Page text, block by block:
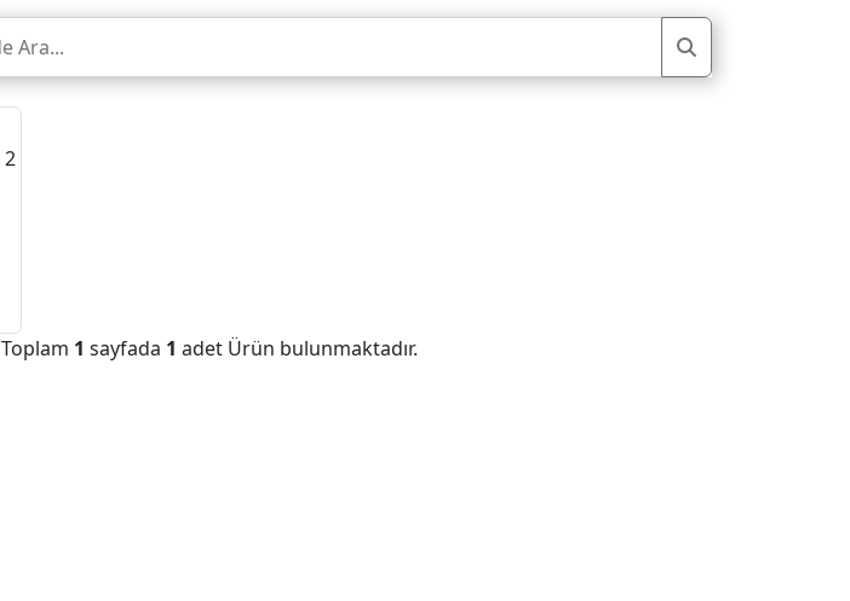
2
Toplam 1 sayfada 1 adet Ürün bulunmaktadır.